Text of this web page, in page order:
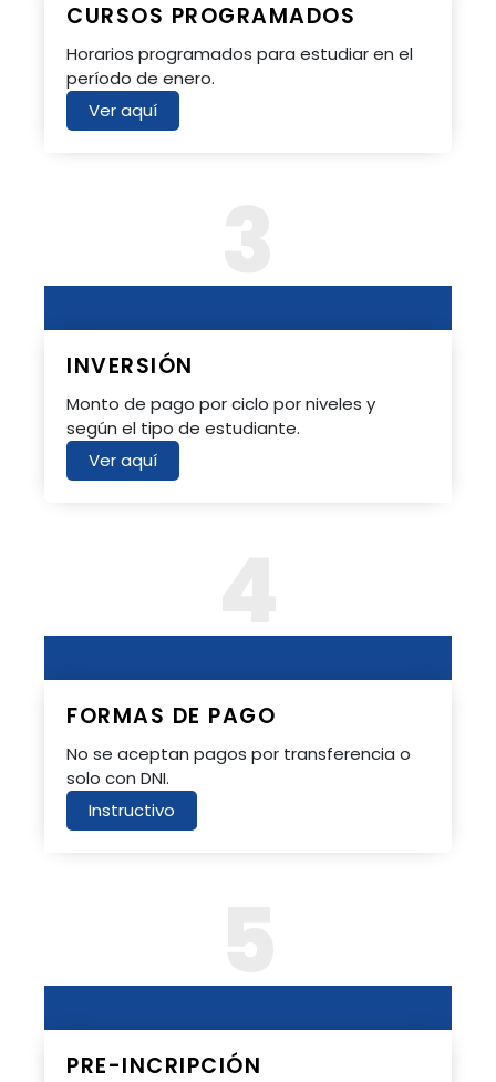
CURSOS PROGRAMADOS
Horarios programados para estudiar en el
período de enero.
Ver aquí
INVERSIÓN
Monto de pago por ciclo por niveles y
según el tipo de estudiante.
Ver aquí
FORMAS DE PAGO
No se aceptan pagos por transferencia o
solo con DNI.
Instructivo
PRE-INCRIPCIÓN